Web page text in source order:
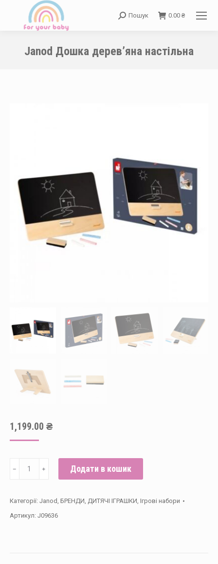
Search:
Пошук 0.00 ₴
Janod Дошка дерев’яна настільна
1,199.00 ₴
Janod
настільна
кількість
﹣ ﹢ Додати в кошик
Категорії: Janod, БРЕНДИ, ДИТЯЧІ ІГРАШКИ, Ігрові набори
Артикул: J09636